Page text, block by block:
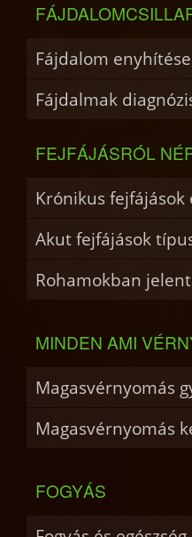
Fájdalom enyhítése
Fájdalmak
FEJFÁJÁSRÓL
Krónikus fejfájások
Akut fejfájások
Rohamokban
MINDEN AMI
Magasvérnyomás
Magasvérnyomás
FOGYÁS